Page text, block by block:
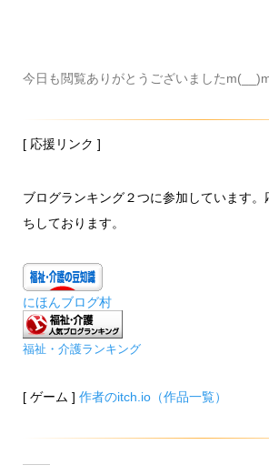
今日も閲覧ありがとうございました
[ 応援リンク ]
ブログランキング２つに参加しています
ちしております。
にほんブログ村
福祉・介護ランキング
[ ゲーム ] 作者のitch.io（作品一覧）